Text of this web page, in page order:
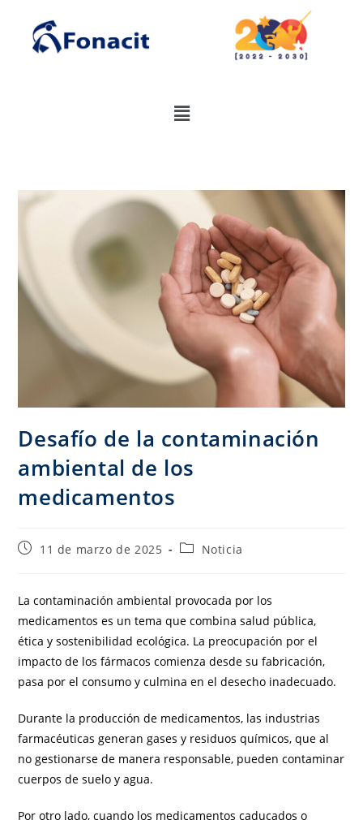
Desafío de la contaminación
ambiental de los
medicamentos
11 de marzo de 2025 Noticia
La contaminación ambiental provocada por los
medicamentos es un tema que combina salud pública,
ética y sostenibilidad ecológica. La preocupación por el
impacto de los fármacos comienza desde su fabricación,
pasa por el consumo y culmina en el desecho inadecuado.
Durante la producción de medicamentos, las industrias
farmacéuticas generan gases y residuos químicos, que al
no gestionarse de manera responsable, pueden contaminar
cuerpos de suelo y agua.
Por otro lado, cuando los medicamentos caducados o